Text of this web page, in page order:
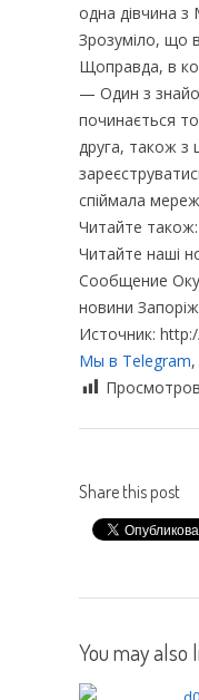
одна дівчина з
Зрозуміло, що в
Щоправда, в
— Один з
починається
друга, також з
спіймала
Читайте також:
Читайте наші
Сообщение
новини
Источник:
Мы в Telegram
Share this post
You may also